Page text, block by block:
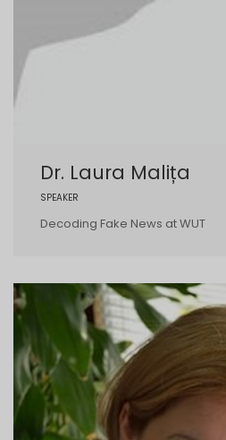
Dr. Laura Malița
SPEAKER
Decoding Fake News at WUT